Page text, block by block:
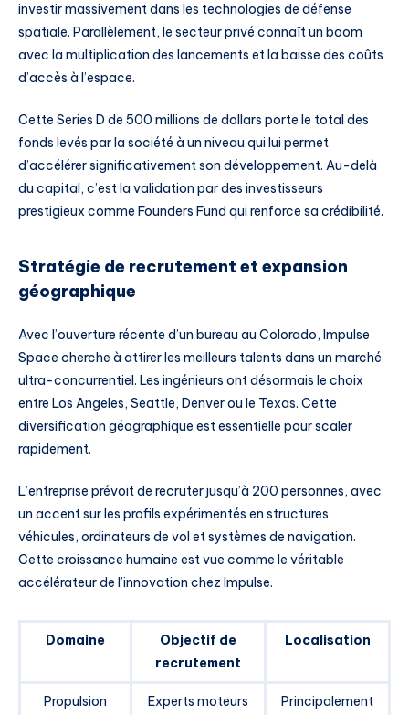
investir massivement dans les technologies de défense
spatiale. Parallèlement, le secteur privé connaît un boom
avec la multiplication des lancements et la baisse des coûts
d’accès à l’espace.
Cette Series D de 500 millions de dollars porte le total des
fonds levés par la société à un niveau qui lui permet
d’accélérer significativement son développement. Au-delà
du capital, c’est la validation par des investisseurs
prestigieux comme Founders Fund qui renforce sa crédibilité.
Stratégie de recrutement et expansion
géographique
Avec l’ouverture récente d’un bureau au Colorado, Impulse
Space cherche à attirer les meilleurs talents dans un marché
ultra-concurrentiel. Les ingénieurs ont désormais le choix
entre Los Angeles, Seattle, Denver ou le Texas. Cette
diversification géographique est essentielle pour scaler
rapidement.
L’entreprise prévoit de recruter jusqu’à 200 personnes, avec
un accent sur les profils expérimentés en structures
véhicules, ordinateurs de vol et systèmes de navigation.
Cette croissance humaine est vue comme le véritable
accélérateur de l’innovation chez Impulse.
Domaine
Objectif de
recrutement
Localisation
Propulsion Experts moteurs
Principalement